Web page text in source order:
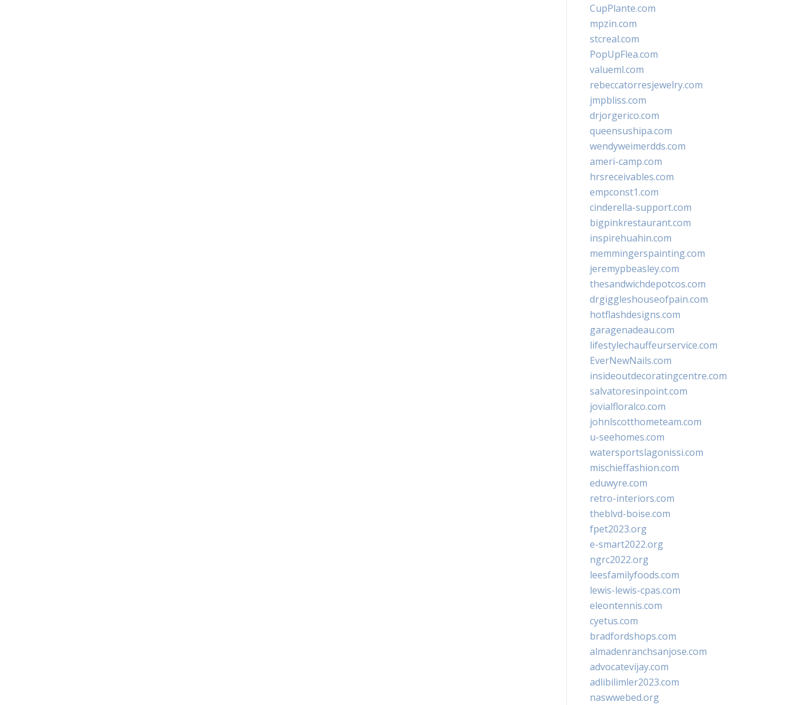
CupPlante.com
mpzin.com
stcreal.com
PopUpFlea.com
valueml.com
rebeccatorresjewelry.com
jmpbliss.com
drjorgerico.com
queensushipa.com
wendyweimerdds.com
ameri-camp.com
hrsreceivables.com
empconst1.com
cinderella-support.com
bigpinkrestaurant.com
inspirehuahin.com
memmingerspainting.com
jeremypbeasley.com
thesandwichdepotcos.com
drgiggleshouseofpain.com
hotflashdesigns.com
garagenadeau.com
lifestylechauffeurservice.com
EverNewNails.com
insideoutdecoratingcentre.com
salvatoresinpoint.com
jovialfloralco.com
johnlscotthometeam.com
u-seehomes.com
watersportslagonissi.com
mischieffashion.com
eduwyre.com
retro-interiors.com
theblvd-boise.com
fpet2023.org
e-smart2022.org
ngrc2022.org
leesfamilyfoods.com
lewis-lewis-cpas.com
eleontennis.com
cyetus.com
bradfordshops.com
almadenranchsanjose.com
advocatevijay.com
adlibilimler2023.com
naswwebed.org